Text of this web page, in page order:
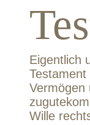
Eigentlich
Vermögen
Wille